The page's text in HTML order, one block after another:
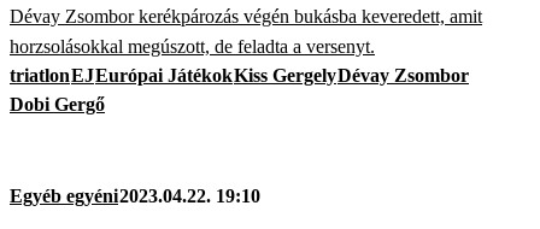
Dévay Zsombor kerékpározás végén bukásba keveredett, amit
horzsolásokkal megúszott, de feladta a versenyt.
triatlonEJEurópai JátékokKiss GergelyDévay Zsombor
Dobi Gergő
Egyéb egyéni2023.04.22. 19:10